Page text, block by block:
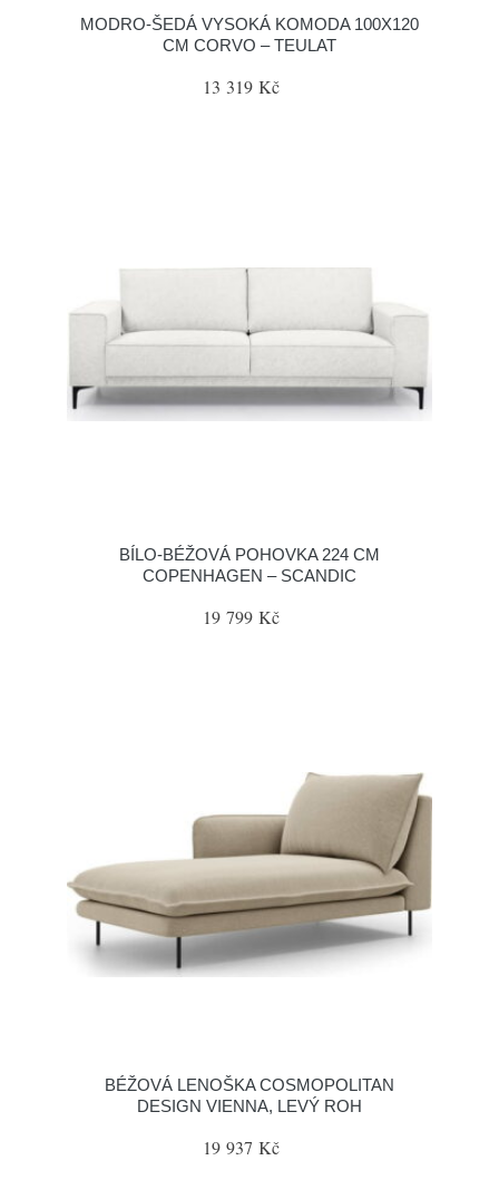
MODRO-ŠEDÁ VYSOKÁ KOMODA 100X120
CM CORVO – TEULAT
13 319 Kč
BÍLO-BÉŽOVÁ POHOVKA 224 CM
COPENHAGEN – SCANDIC
19 799 Kč
BÉŽOVÁ LENOŠKA COSMOPOLITAN
DESIGN VIENNA, LEVÝ ROH
19 937 Kč